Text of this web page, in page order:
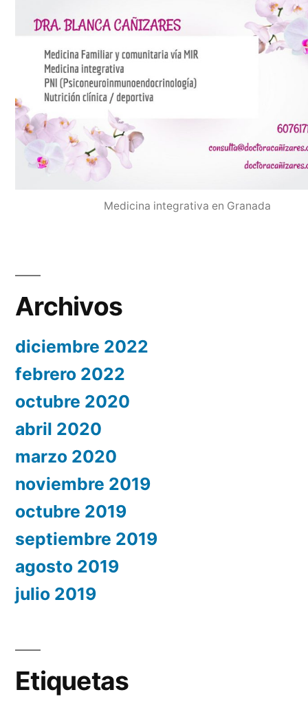
Medicina integrativa en Granada
Archivos
diciembre 2022
febrero 2022
octubre 2020
abril 2020
marzo 2020
noviembre 2019
octubre 2019
septiembre 2019
agosto 2019
julio 2019
Etiquetas